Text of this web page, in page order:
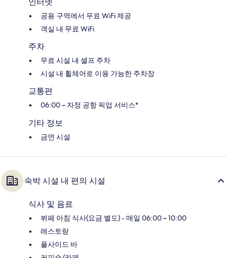
공용 구역에서 무료 WiFi 제공
객실 내 무료 WiFi
주차
무료 시설 내 셀프 주차
시설 내 휠체어로 이용 가능한 주차장
교통편
06:00 ~ 자정 공항 픽업 서비스*
기타 정보
금연 시설
숙박 시설 내 편의 시설
식사 및 음료
뷔페 아침 식사(요금 별도) - 매일 06:00 ~ 10:00
레스토랑
풀사이드 바